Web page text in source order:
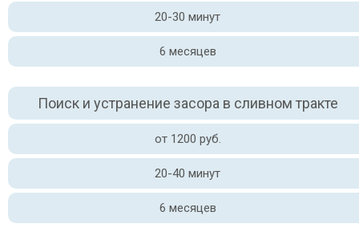
20-30 минут
6 месяцев
Поиск и устранение засора в сливном тракте
от 1200 руб.
20-40 минут
6 месяцев